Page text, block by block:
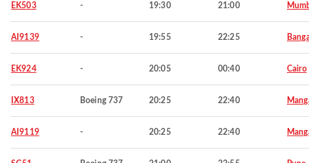
EK503 - 19:30 21:00
AI9139 - 19:55 22:25
EK924 - 20:05 00:40 Cairo
IX813 Boeing 737 20:25 22:40
AI9119 - 20:25 22:40